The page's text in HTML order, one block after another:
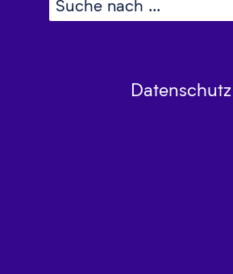
Datenschutz